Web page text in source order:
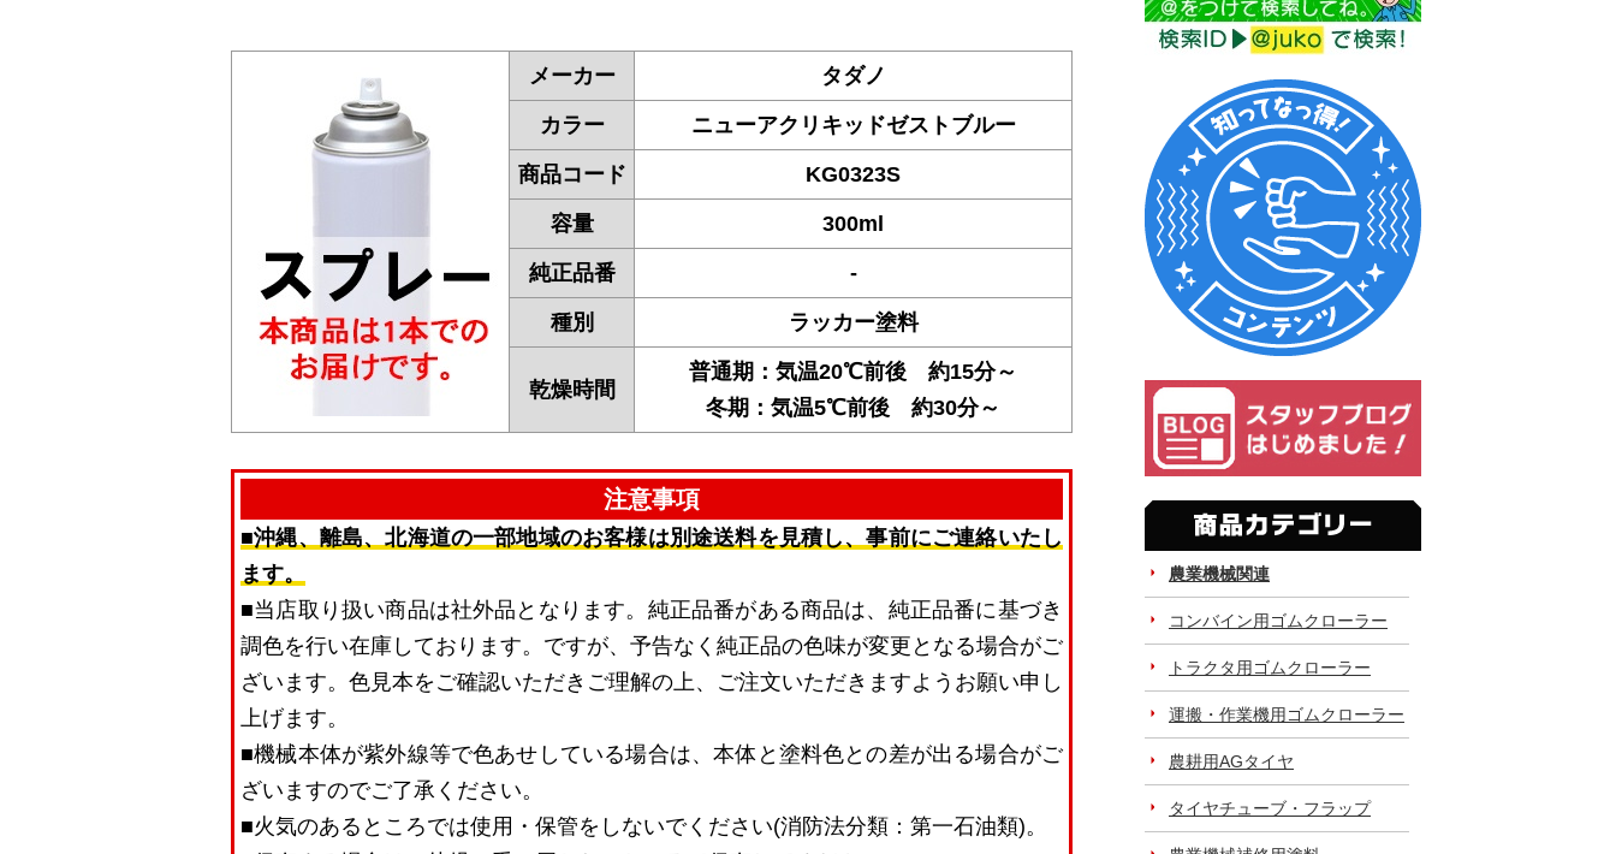
メーカー タダノ
カラー ニューアクリキッドゼストブルー
商品コード KG0323S
容量 300ml
純正品番 -
種別 ラッカー塗料
乾燥時間
普通期：気温20℃前後 約15分～
冬期：気温5℃前後 約30分～
注意事項
■沖縄、離島、北海道の一部地域のお客様は別途送料を見積し、事前にご連絡いたし
ます。
■当店取り扱い商品は社外品となります。純正品番がある商品は、純正品番に基づき
調色を行い在庫しております。ですが、予告なく純正品の色味が変更となる場合がご
ざいます。色見本をご確認いただきご理解の上、ご注文いただきますようお願い申し
上げます。
■機械本体が紫外線等で色あせしている場合は、本体と塗料色との差が出る場合がご
ざいますのでご了承ください。
■火気のあるところでは使用・保管をしないでください(消防法分類：第一石油類)。
農業機械関連
コンバイン用ゴムクローラー
トラクタ用ゴムクローラー
運搬・作業機用ゴムクローラー
農耕用AGタイヤ
タイヤチューブ・フラップ